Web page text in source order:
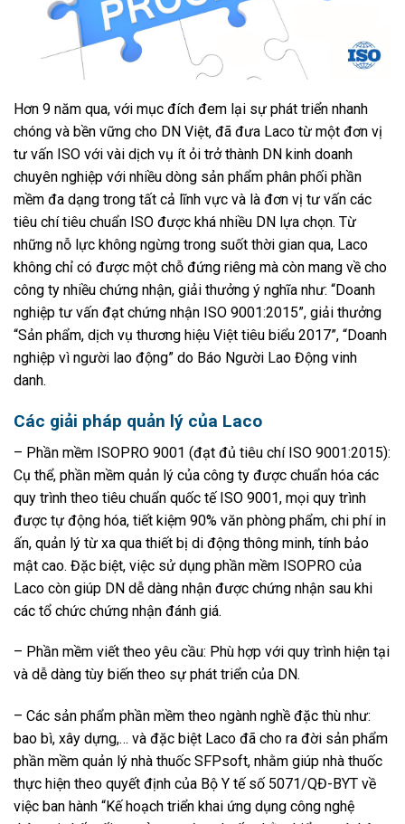
Hơn 9 năm qua, với mục đích đem lại sự phát triển nhanh
chóng và bền vững cho DN Việt, đã đưa Laco từ một đơn vị
tư vấn ISO với vài dịch vụ ít ỏi trở thành DN kinh doanh
chuyên nghiệp với nhiều dòng sản phẩm phân phối phần
mềm đa dạng trong tất cả lĩnh vực và là đơn vị tư vấn các
tiêu chí tiêu chuẩn ISO được khá nhiều DN lựa chọn. Từ
những nỗ lực không ngừng trong suốt thời gian qua, Laco
không chỉ có được một chỗ đứng riêng mà còn mang về cho
công ty nhiều chứng nhận, giải thưởng ý nghĩa như: “Doanh
nghiệp tư vấn đạt chứng nhận ISO 9001:2015”, giải thưởng
“Sản phẩm, dịch vụ thương hiệu Việt tiêu biểu 2017”, “Doanh
nghiệp vì người lao động” do Báo Người Lao Động vinh
danh.
Các giải pháp quản lý của Laco
– Phần mềm ISOPRO 9001 (đạt đủ tiêu chí ISO 9001:2015):
Cụ thể, phần mềm quản lý của công ty được chuẩn hóa các
quy trình theo tiêu chuẩn quốc tế ISO 9001, mọi quy trình
được tự động hóa, tiết kiệm 90% văn phòng phẩm, chi phí in
ấn, quản lý từ xa qua thiết bị di động thông minh, tính bảo
mật cao. Đặc biệt, việc sử dụng phần mềm ISOPRO của
Laco còn giúp DN dễ dàng nhận được chứng nhận sau khi
các tổ chức chứng nhận đánh giá.
– Phần mềm viết theo yêu cầu: Phù hợp với quy trình hiện tại
và dễ dàng tùy biến theo sự phát triển của DN.
– Các sản phẩm phần mềm theo ngành nghề đặc thù như:
bao bì, xây dựng,… và đặc biệt Laco đã cho ra đời sản phẩm
phần mềm quản lý nhà thuốc SFPsoft, nhằm giúp nhà thuốc
thực hiện theo quyết định của Bộ Y tế số 5071/QĐ-BYT về
việc ban hành “Kế hoạch triển khai ứng dụng công nghệ